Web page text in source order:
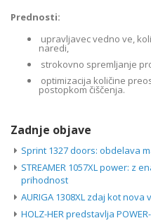
Prednosti:
upravljavec vedno ve,
naredi,
strokovno spremljanje
optimizacija količine
postopkom čiščenja.
Zadnje objave
Sprint 1327 doors: obdelava
STREAMER 1057XL power: z
prihodnost
AURIGA 1308XL zdaj kot nova
HOLZ-HER predstavlja